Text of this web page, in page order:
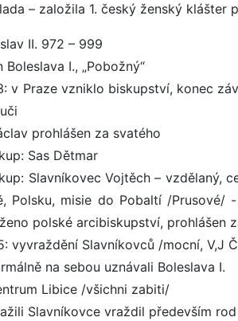
– založila 1. český ženský
II. 972 – 999
Boleslava I., „Pobožný“
v Praze vzniklo biskupství, konec
prohlášen za svatého
Sas Dětmar
Slavníkovec Vojtěch – vzdělaný,
Polsku, misie do Pobaltí /Prusové/
polské arcibiskupství, prohlášen
vyvraždění Slavníkovců /mocní, V,J
na sebou uznávali Boleslava I.
Libice /všichni zabiti/
Slavníkovce vraždil především